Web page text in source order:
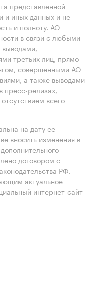
представленной
и иных данных и не
и полноту. АО
в связи с любыми
выводами,
третьих лиц, прямо
совершенными АО
а также выводами
пресс-релизах,
всего
на дату её
вносить изменения в
договором с
РФ.
актуальное
интернет-сайт